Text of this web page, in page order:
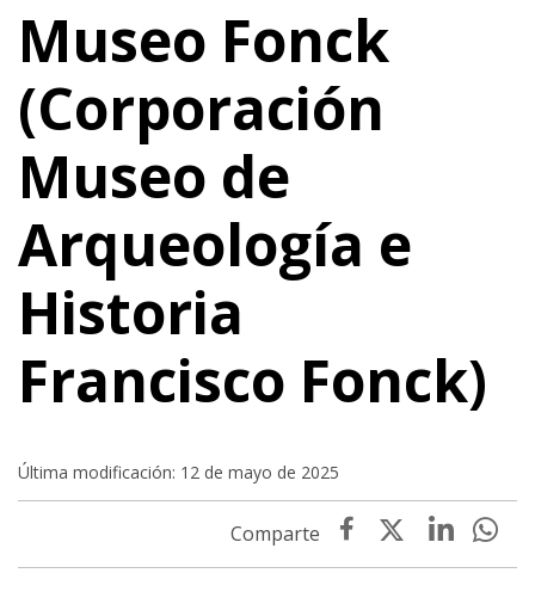
Museo Fonck
(Corporación
Museo de
Arqueología e
Historia
Francisco Fonck)
Última modificación: 12 de mayo de 2025